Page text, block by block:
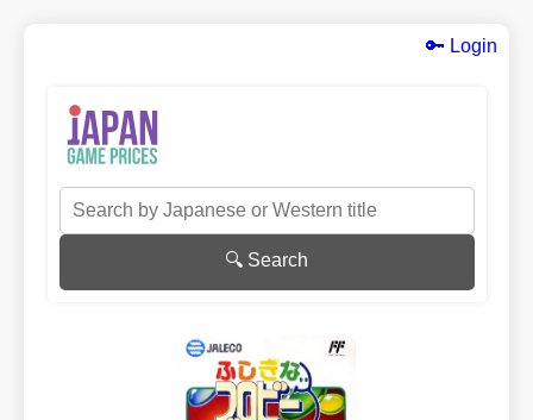
🔑 Login
🔍 Search